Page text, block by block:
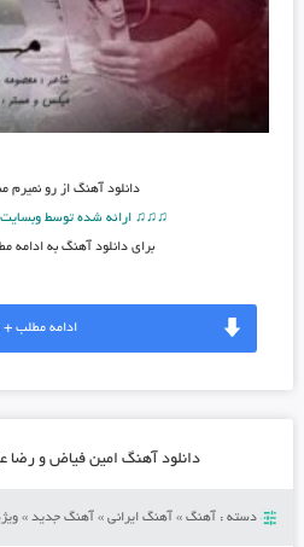
دانلود آهنگ از رو نمیرم
♫♫♫ ارائه شده توسط
برای دانلود آهنگ به ادامه
ادامه مطلب +
دانلود آهنگ امین فیاض و رضا
دسته : آهنگ» آهنگ ایرانی» آهنگ جدید»